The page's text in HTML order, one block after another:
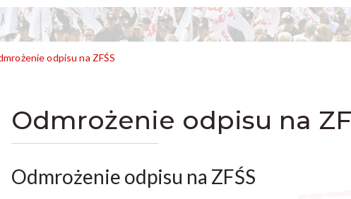
odpisu na ZFŚS
Odmrożenie odpisu na
Odmrożenie odpisu na ZFŚS